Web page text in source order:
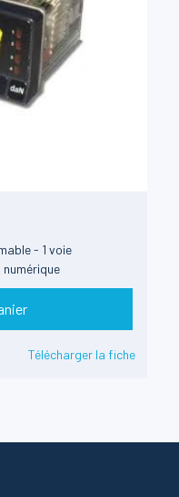
- 1 voie
Télécharger la fiche